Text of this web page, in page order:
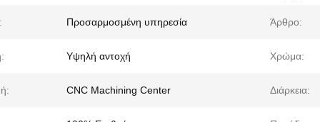
Προσαρμοσμένη υπηρεσία Άρθρο:
Υψηλή αντοχή Χρώμα:
CNC Machining Center Διάρκεια: